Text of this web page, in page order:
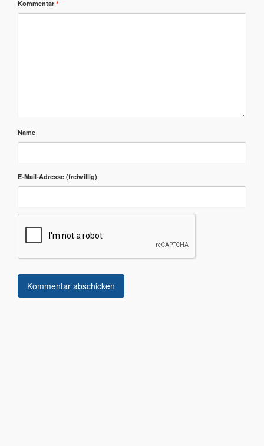
Kommentar *
Name
E-Mail-Adresse